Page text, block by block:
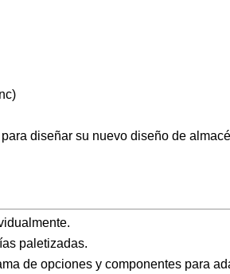
diseñar su nuevo diseño de
paletizadas.
de opciones y componentes para